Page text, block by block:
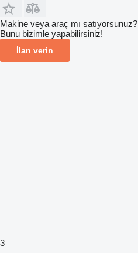
Makine veya araç mı satıyorsunuz?
Bunu bizimle yapabilirsiniz!
İlan verin
3